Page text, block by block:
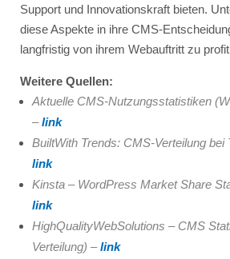
Support und Innovationskraft bieten.
diese Aspekte in ihre CMS-
langfristig von ihrem Webauftritt zu
Weitere Quellen:
Aktuelle CMS-Nutzungsstatistiken
–link
BuiltWith Trends: CMS-Verteilung bei
link
Kinsta – WordPress Market Share
link
HighQualityWebSolutions – CMS
Verteilung) –link